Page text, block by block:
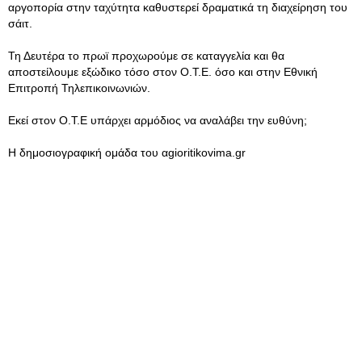
αργοπορία στην ταχύτητα καθυστερεί δραματικά τη διαχείρηση του
σάιτ.
Τη Δευτέρα το πρωϊ προχωρούμε σε καταγγελία και θα
αποστείλουμε εξώδικο τόσο στον Ο.Τ.Ε. όσο και στην Εθνική
Επιτροπή Τηλεπικοινωνιών.
Εκεί στον Ο.Τ.Ε υπάρχει αρμόδιος να αναλάβει την ευθύνη;
Η δημοσιογραφική ομάδα του αgioritikovima.gr